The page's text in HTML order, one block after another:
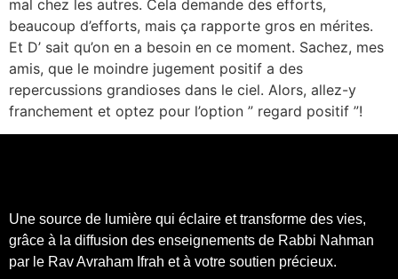
mal chez les autres. Cela demande des efforts,
beaucoup d’efforts, mais ça rapporte gros en mérites.
Et D’ sait qu’on en a besoin en ce moment. Sachez, mes
amis, que le moindre jugement positif a des
repercussions grandioses dans le ciel. Alors, allez-y
franchement et optez pour l’option ” regard positif ”!
Une source de lumière qui éclaire et transforme des vies,
grâce à la diffusion des enseignements de Rabbi Nahman
par le Rav Avraham Ifrah et à votre soutien précieux.